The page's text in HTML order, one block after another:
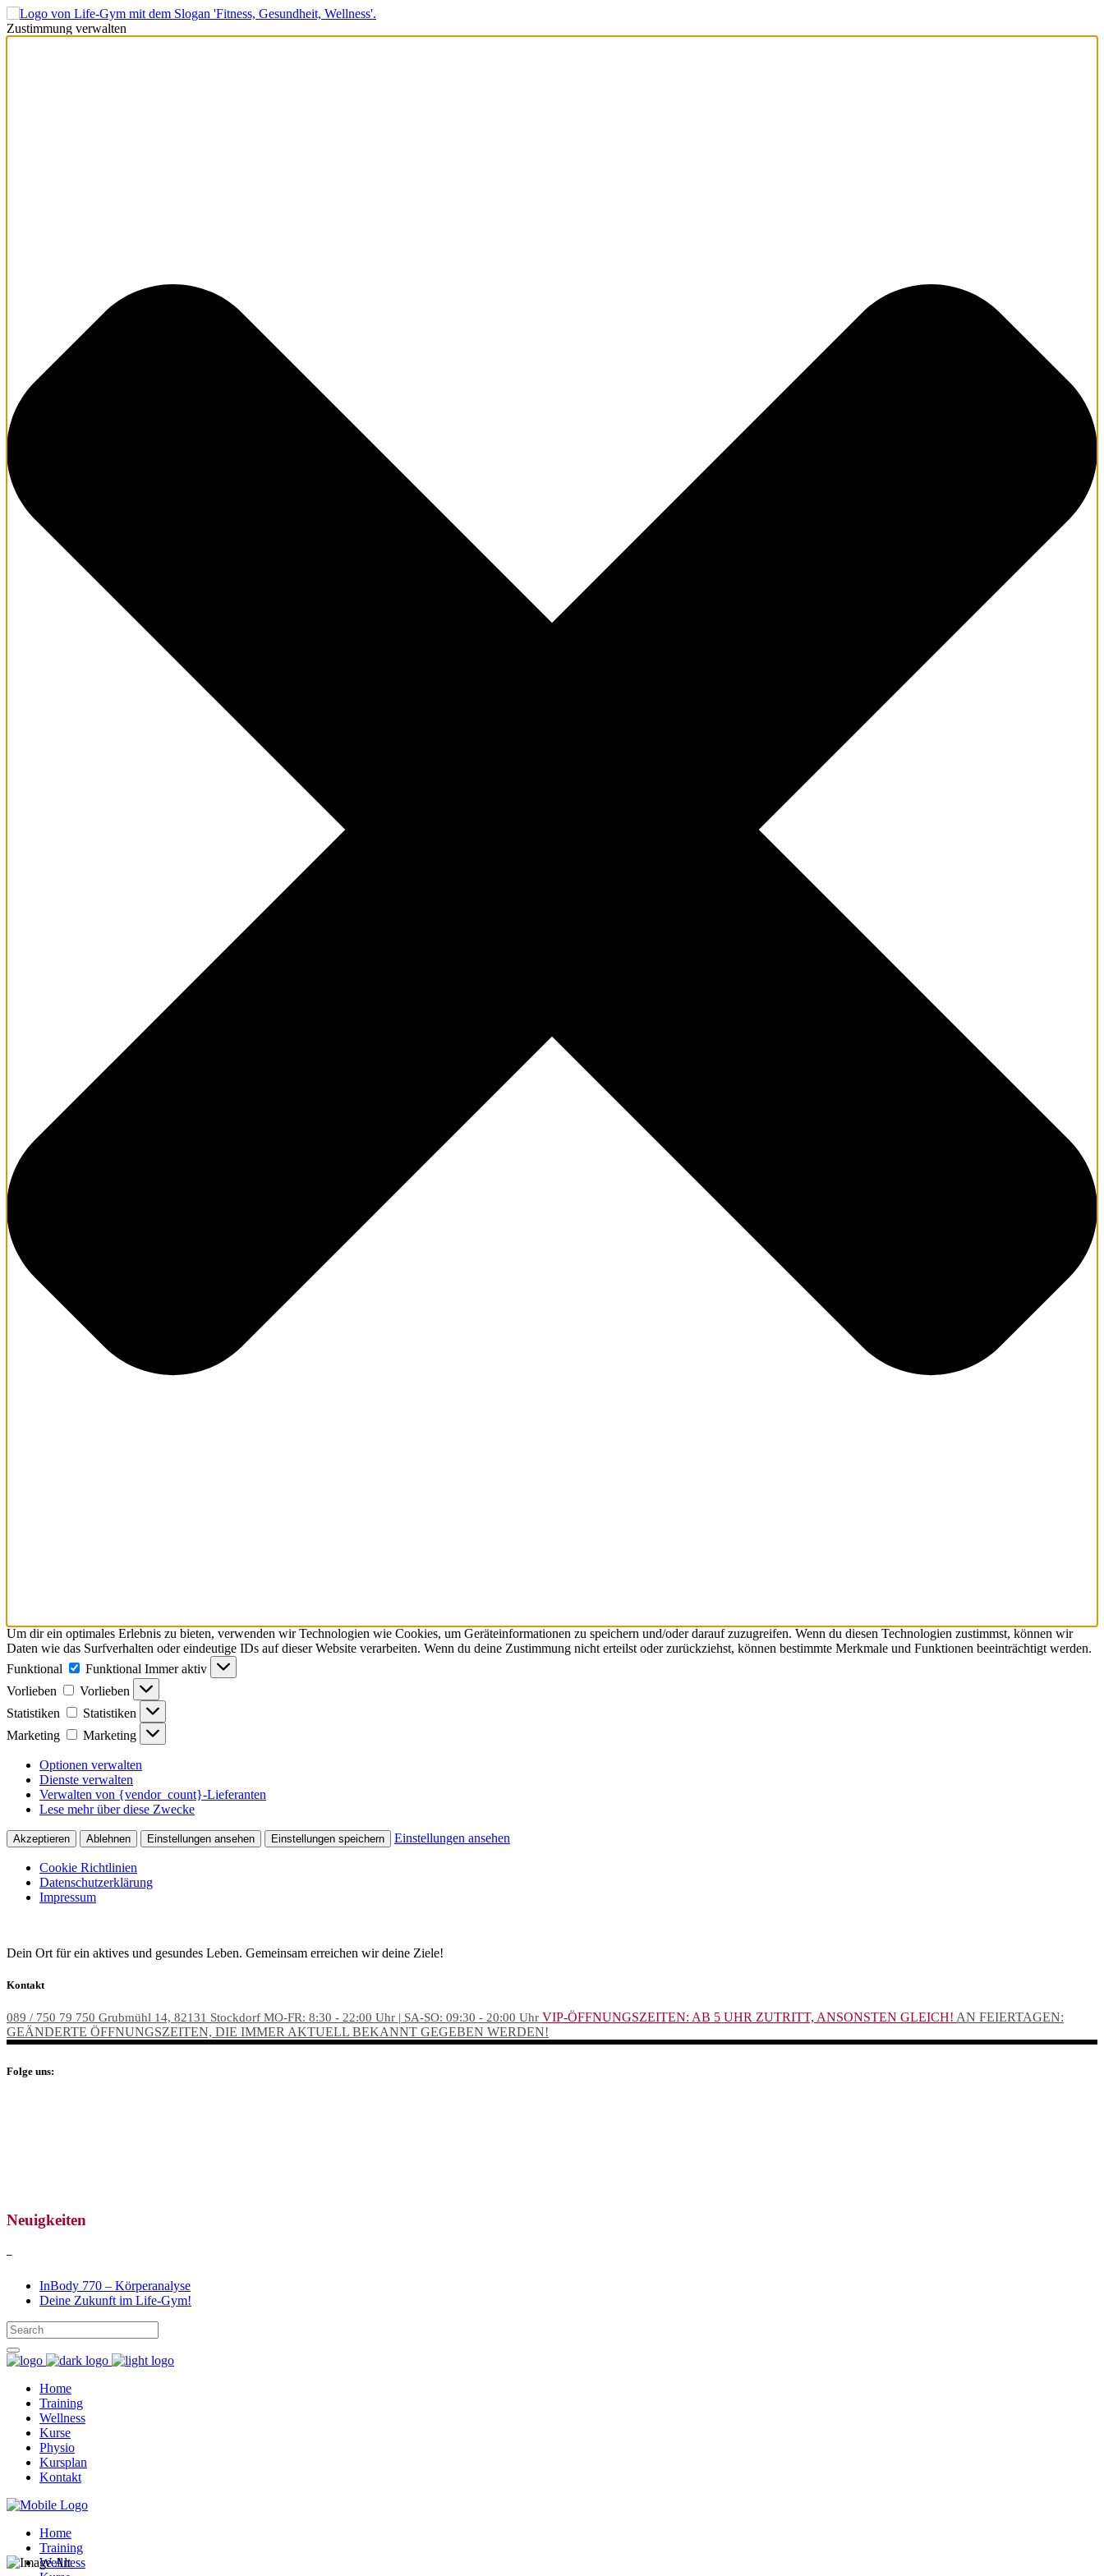
Zustimmung verwalten
Um dir ein optimales Erlebnis zu bieten, verwenden wir Technologien wie Cookies, um Geräteinformationen zu speichern und/oder darauf zuzugreifen. Wenn du diesen Technologien zustimmst, können wir
Daten wie das Surfverhalten oder eindeutige IDs auf dieser Website verarbeiten. Wenn du deine Zustimmung nicht erteilst oder zurückziehst, können bestimmte Merkmale und Funktionen beeinträchtigt werden.
Funktional
Funktional Immer aktiv
Vorlieben
Vorlieben
Statistiken
Statistiken
Marketing
Marketing
Optionen verwalten
Dienste verwalten
Verwalten von {vendor_count}-Lieferanten
Lese mehr über diese Zwecke
Akzeptieren Ablehnen Einstellungen ansehen Einstellungen speichern Einstellungen ansehen
Cookie Richtlinien
Datenschutzerklärung
Impressum
Dein Ort für ein aktives und gesundes Leben. Gemeinsam erreichen wir deine Ziele!
Kontakt
089 / 750 79 750 Grubmühl 14, 82131 Stockdorf MO-FR: 8:30 - 22:00 Uhr | SA-SO: 09:30 - 20:00 Uhr VIP-ÖFFNUNGSZEITEN: AB 5 UHR ZUTRITT, ANSONSTEN GLEICH! AN FEIERTAGEN:
GEÄNDERTE ÖFFNUNGSZEITEN, DIE IMMER AKTUELL BEKANNT GEGEBEN WERDEN!
Folge uns:
Neuigkeiten
–
InBody 770 – Körperanalyse
Deine Zukunft im Life-Gym!
Home
Training
Wellness
Kurse
Physio
Kursplan
Kontakt
Home
Training
Wellness